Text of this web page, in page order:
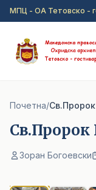
Прејди на главна
МПЦ - ОА Тетовско -
Почетна/
Зоран Богоевски